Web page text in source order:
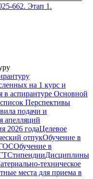
662. Этап 1.
на 1 курс и
в аспирантуре Основной
Перспективы
подачи и
апелляций
2026 годаЦелевое
отпукОбучение в
Обучение в
СтипендииДисциплины
техническое
места для приема в